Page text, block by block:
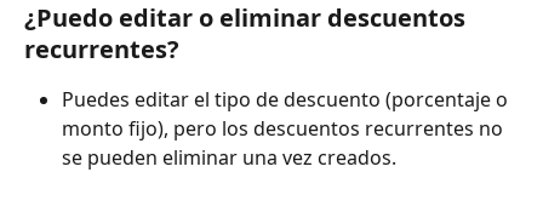
¿Puedo editar o eliminar descuentos
recurrentes?
Puedes editar el tipo de descuento (porcentaje o
monto fijo), pero los descuentos recurrentes no
se pueden eliminar una vez creados.